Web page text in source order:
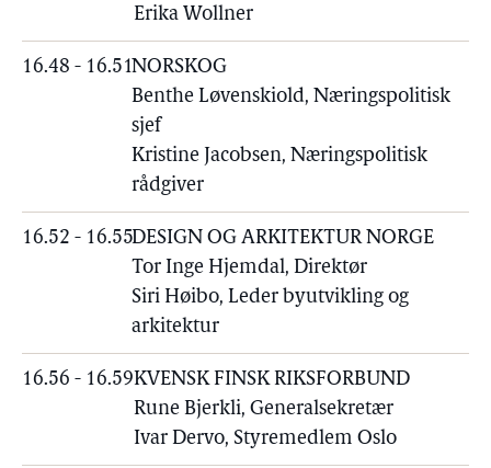
Erika Wollner
16.48 - 16.51NORSKOG
Benthe Løvenskiold, Næringspolitisk
sjef
Kristine Jacobsen, Næringspolitisk
rådgiver
16.52 - 16.55DESIGN OG ARKITEKTUR NORGE
Tor Inge Hjemdal, Direktør
Siri Høibo, Leder byutvikling og
arkitektur
16.56 - 16.59KVENSK FINSK RIKSFORBUND
Rune Bjerkli, Generalsekretær
Ivar Dervo, Styremedlem Oslo